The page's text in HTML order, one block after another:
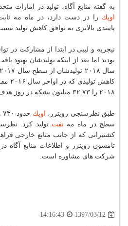
به گفته منابع آگاه، تولید در امارات
اوپك را در دست دارد، در ماه مه
پایبندی بالاتری به توافق كاهش تولید نسبت به سال
نیجریه و لیبی در ابتدا از مشاركت در
بودند اما بعد از اینكه تولیدشان بهبود
سال ۲۰۱۸ تولیدشان از سطح سال ۲۰۱۷ فراتر نرود.
كاهش
۲۰۱۸ را ۳۲.۷۳ میلیون بشكه در روز هدف گذاری كرده است.
طبق نظرسنجی رویترز، اوپك
سطح در ماه مه نفت تولید كرد.
كشتیرانی كه از جانب منابع خارجی
تامسون رویترز و اطلاعات منابع آگاه
شركت های مشاوره است.
1397/03/12
14:16:43